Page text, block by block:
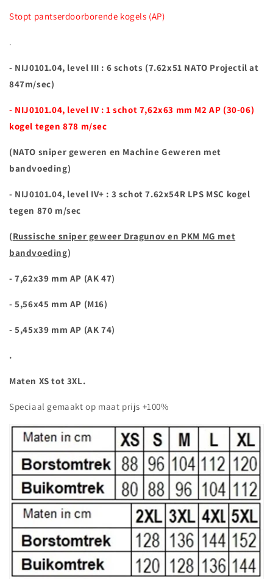
Stopt pantserdoorborende kogels (AP)
.
- NIJ0101.04, level III : 6 schots (7.62x51 NATO Projectil at
847m/sec)
- NIJ0101.04, level IV : 1 schot 7,62x63 mm M2 AP (30-06)
kogel tegen 878 m/sec
(NATO sniper geweren en Machine Geweren met
bandvoeding)
- NIJ0101.04, level IV+ : 3 schot 7.62x54R LPS MSC kogel
tegen 870 m/sec
(Russische sniper geweer Dragunov en PKM MG met
bandvoeding)
- 7,62x39 mm AP (AK 47)
- 5,56x45 mm AP (M16)
- 5,45x39 mm AP (AK 74)
.
Maten XS tot 3XL.
Speciaal gemaakt op maat prijs +100%